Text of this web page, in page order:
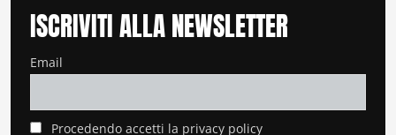
ISCRIVITI ALLA NEWSLETTER
Email
Procedendo accetti la privacy policy